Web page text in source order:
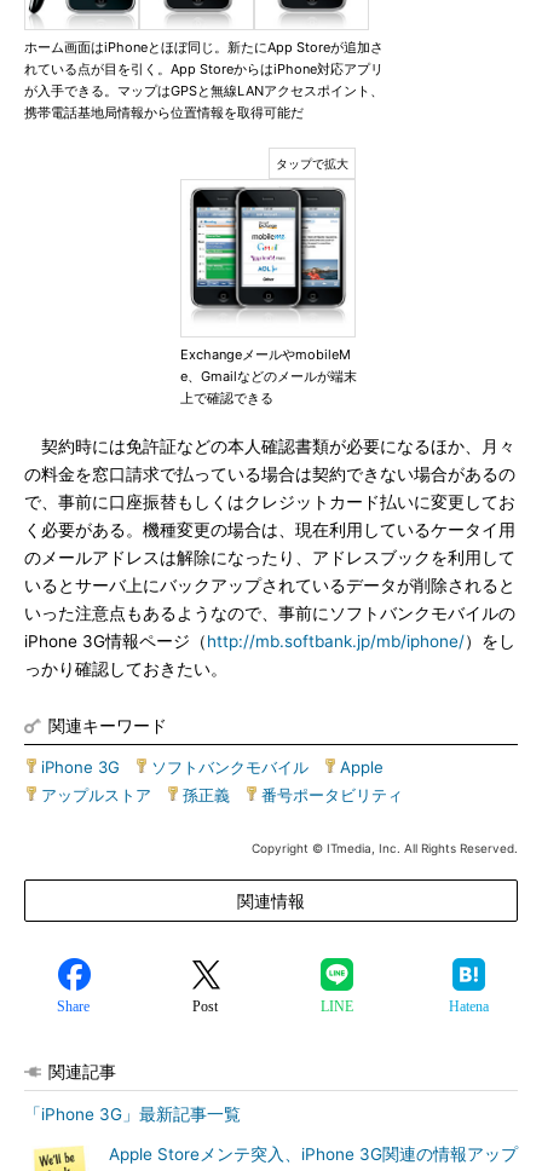
ホーム画面はiPhoneとほぼ同じ。新たにApp Storeが追加さ
れている点が目を引く。App StoreからはiPhone対応アプリ
が入手できる。マップはGPSと無線LANアクセスポイント、
携帯電話基地局情報から位置情報を取得可能だ
ExchangeメールやmobileM
e、Gmailなどのメールが端末
上で確認できる
契約時には免許証などの本人確認書類が必要になるほか、月々
の料金を窓口請求で払っている場合は契約できない場合があるの
で、事前に口座振替もしくはクレジットカード払いに変更してお
く必要がある。機種変更の場合は、現在利用しているケータイ用
のメールアドレスは解除になったり、アドレスブックを利用して
いるとサーバ上にバックアップされているデータが削除されると
いった注意点もあるようなので、事前にソフトバンクモバイルの
iPhone 3G情報ページ（http://mb.softbank.jp/mb/iphone/）をし
っかり確認しておきたい。
関連キーワード
iPhone 3G ソフトバンクモバイル Apple
アップルストア
孫正義 番号ポータビリティ
Copyright © ITmedia, Inc. All Rights Reserved.
関連情報
Share Post LINE Hatena
関連記事
「iPhone 3G」最新記事一覧
Apple Storeメンテ突入、iPhone 3G関連の情報アップ